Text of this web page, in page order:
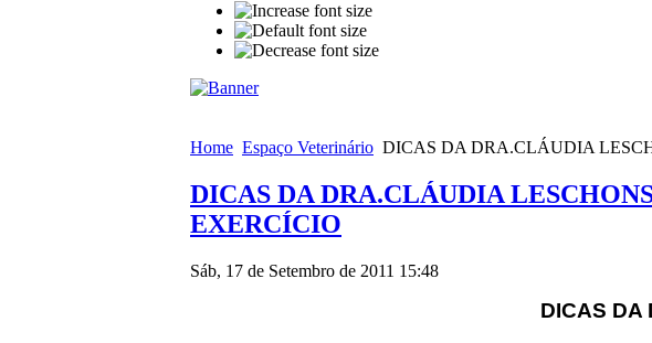
Home Espaço Veterinário DICAS DA DRA.CLÁUDIA
DICAS DA DRA.CLÁUDIA
EXERCÍCIO
Sáb, 17 de Setembro de 2011 15:48
DICAS DA